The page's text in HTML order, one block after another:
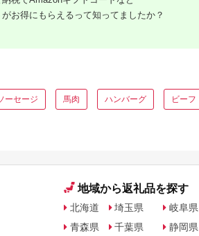
お得にもらえるって知ってましたか？
ーセージ 馬肉 ハンバーグ ビー
地域から返礼品を探す
北海道
青森県
埼玉県
千葉県
岐阜県
静岡県